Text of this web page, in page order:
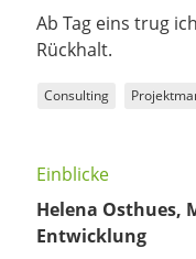
Ab Tag eins trug
Rückhalt.
Consulting
Einblicke
Helena Osthues,
Entwicklung